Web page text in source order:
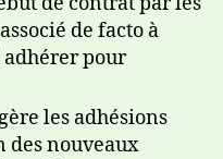
de facto à
adhérer pour
les adhésions
des nouveaux